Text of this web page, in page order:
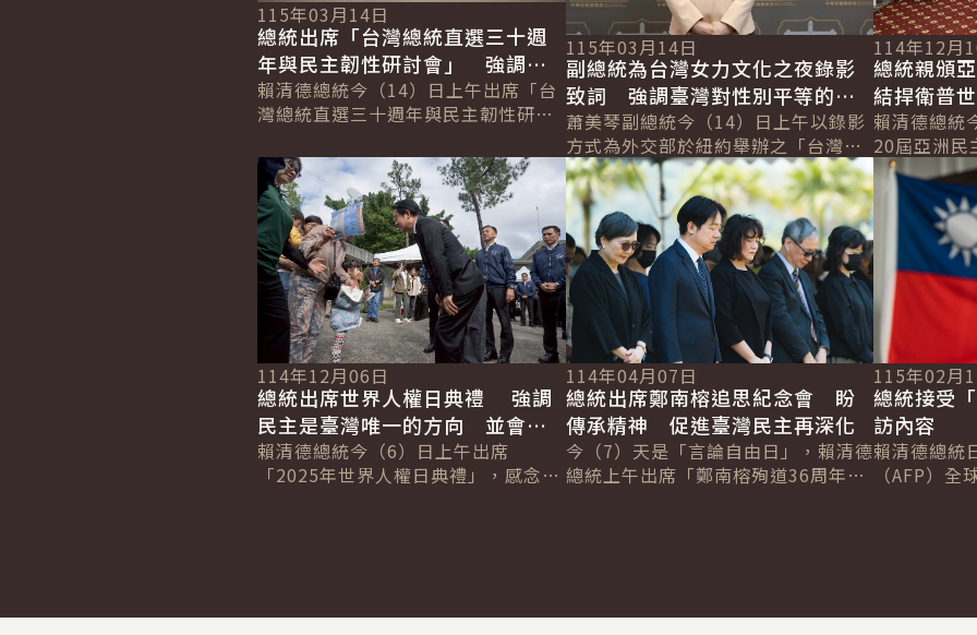
115年03月14日
總統出席「台灣總統直選三十週
年與民主韌性研討會」 強調臺
灣必須堅持民主 確保國家安全
與民主永續
賴清德總統今（14）日上午出席「台
灣總統直選三十週年與民主韌性研討
民主化的貢獻與付出。並強調，臺灣
如今的民主...
115年03月14日
副總統為台灣女力文化之夜錄影
致詞 強調臺灣對性別平等的具
體承諾 盼與全球夥伴打造「不
遺漏任何人」的世界
蕭美琴副總統今（14）日上午以錄影
方式為外交部於紐約舉辦之「台灣性
別平等週－台灣女力文化之夜」活動
致詞時表示，臺灣雖然非聯合國會員
國，但一直...
114年12月
總統親頒
結捍衛普
續照亮全
賴清德總統
20屆亞洲民
頒獎項肯定
與人權協
人權...
詳細內容
114年12月06日
總統出席世界人權日典禮 強調
民主是臺灣唯一的方向 並會堅
守和平、人權與法治價值
賴清德總統今（6）日上午出席
「2025年世界人權日典禮」，感念受
詳細內容
114年04月07日
總統出席鄭南榕追思紀念會 盼
傳承精神 促進臺灣民主再深化
今（7）天是「言論自由日」，賴清德
總統上午出席「鄭南榕殉道36周年追
詳細內容
115年02月
總統接受
訪內容
賴清德總統
（AFP）